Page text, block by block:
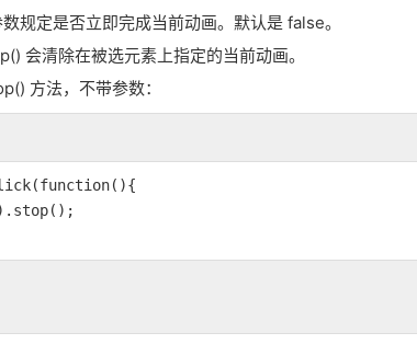
规定是否立即完成当前动画。默认是 false。
会清除在被选元素上指定的当前动画。
方法，不带参数：